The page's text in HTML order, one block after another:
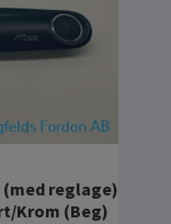
reglage)
Krom (Beg)